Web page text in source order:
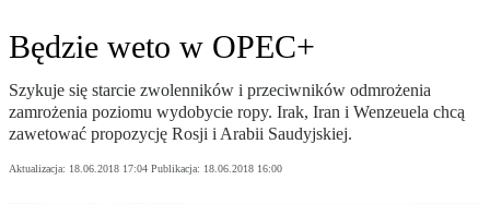
Będzie weto w OPEC+
Szykuje się starcie zwolenników i przeciwników odmrożenia
zamrożenia poziomu wydobycie ropy. Irak, Iran i Wenzeuela chcą
zawetować propozycję Rosji i Arabii Saudyjskiej.
Aktualizacja: 18.06.2018 17:04 Publikacja: 18.06.2018 16:00